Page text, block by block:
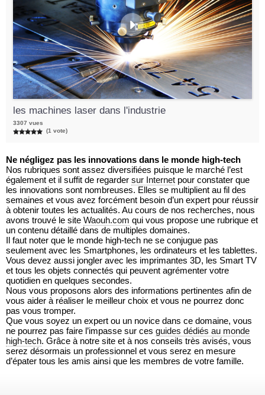
les machines laser dans l'industrie
3307 vues
(1 vote)
Ne négligez pas les innovations dans le monde high-tech
Nos rubriques sont assez diversifiées puisque le marché l’est
également et il suffit de regarder sur Internet pour constater que
les innovations sont nombreuses. Elles se multiplient au fil des
semaines et vous avez forcément besoin d’un expert pour réussir
à obtenir toutes les actualités. Au cours de nos recherches, nous
avons trouvé le site Waouh.com qui vous propose une rubrique et
un contenu détaillé dans de multiples domaines.
Il faut noter que le monde high-tech ne se conjugue pas
seulement avec les Smartphones, les ordinateurs et les tablettes.
Vous devez aussi jongler avec les imprimantes 3D, les Smart TV
et tous les objets connectés qui peuvent agrémenter votre
quotidien en quelques secondes.
Nous vous proposons alors des informations pertinentes afin de
vous aider à réaliser le meilleur choix et vous ne pourrez donc
pas vous tromper.
Que vous soyez un expert ou un novice dans ce domaine, vous
ne pourrez pas faire l’impasse sur ces guides dédiés au monde
high-tech. Grâce à notre site et à nos conseils très avisés, vous
serez désormais un professionnel et vous serez en mesure
d’épater tous les amis ainsi que les membres de votre famille.